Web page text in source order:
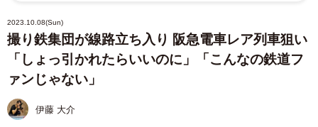
2023.10.08(Sun)
撮り鉄集団が線路立ち入り 阪急電車レア列車狙い
「しょっ引かれたらいいのに」「こんなの鉄道フ
ァンじゃない」
伊藤 大介